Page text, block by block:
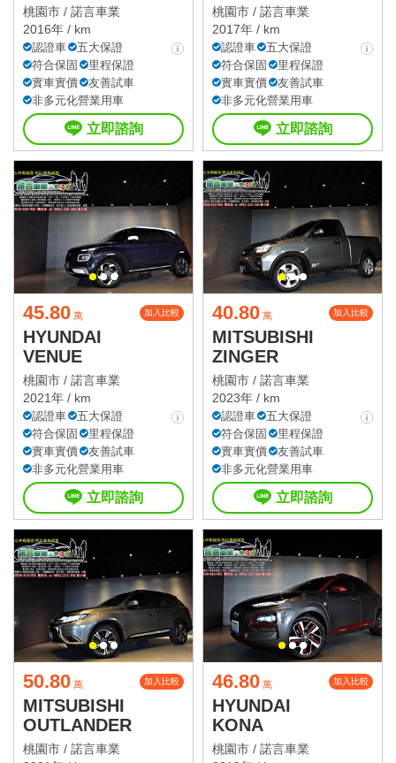
桃園市 / 諾言車業
2016年 / km
認證車
五大保證
符合保固
里程保證
實車實價
友善試車
非多元化營業用車
立即諮詢
桃園市 / 諾言車業
2017年 / km
認證車
五大保證
符合保固
里程保證
實車實價
友善試車
非多元化營業用車
立即諮詢
45.80 萬 加入比較
HYUNDAI
VENUE
桃園市 / 諾言車業
2021年 / km
認證車
五大保證
符合保固
里程保證
實車實價
友善試車
非多元化營業用車
立即諮詢
40.80 萬 加入比較
MITSUBISHI
ZINGER
桃園市 / 諾言車業
2023年 / km
認證車
五大保證
符合保固
里程保證
實車實價
友善試車
非多元化營業用車
立即諮詢
50.80 萬 加入比較
MITSUBISHI
OUTLANDER
桃園市 / 諾言車業
46.80 萬 加入比較
HYUNDAI
KONA
桃園市 / 諾言車業